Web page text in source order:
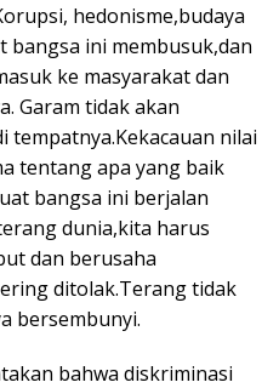
hedonisme,budaya
bangsa ini membusuk,dan
ke masyarakat dan
Garam tidak akan
tempatnya.Kekacauan nilai
tentang apa yang baik
bangsa ini berjalan
dunia,kita harus
dan berusaha
ditolak.Terang tidak
bersembunyi.
bahwa diskriminasi